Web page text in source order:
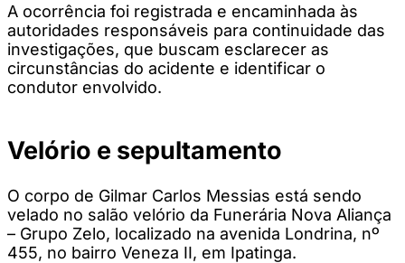
A ocorrência foi registrada e encaminhada às
autoridades responsáveis para continuidade das
investigações, que buscam esclarecer as
circunstâncias do acidente e identificar o
condutor envolvido.
Velório e sepultamento
O corpo de Gilmar Carlos Messias está sendo
velado no salão velório da Funerária Nova Aliança
– Grupo Zelo, localizado na avenida Londrina, nº
455, no bairro Veneza II, em Ipatinga.